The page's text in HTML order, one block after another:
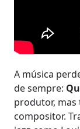
A música
de sempre:
produtor,
compositor.